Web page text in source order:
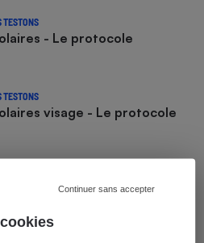
Continuer sans accepter
TESTONS
- Le protocole
TESTONS
visage - Le protocole